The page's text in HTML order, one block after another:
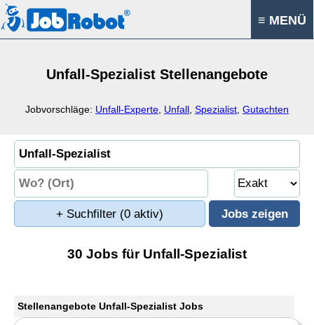
≡ MENÜ
Unfall-Spezialist Stellenangebote
Jobvorschläge: Unfall-Experte Unfall Spezialist Gutachten
+ Suchfilter (0 aktiv)
30 Jobs für Unfall-Spezialist
Stellenangebote Unfall-Spezialist Jobs